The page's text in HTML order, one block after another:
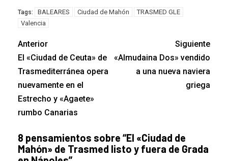
Tags: BALEARES Ciudad de Mahón
TRASMED GLE
Valencia
Anterior
El «Ciudad de Ceuta» de
Trasmediterránea opera
nuevamente en el
Estrecho y «Agaete»
rumbo Canarias
Siguiente
«Almudaina Dos» vendido
a una nueva naviera
griega
8 pensamientos sobre “El «Ciudad de
Mahón» de Trasmed listo y fuera de Grada